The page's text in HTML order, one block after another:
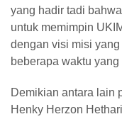
yang hadir tadi
untuk memimpin
dengan visi misi
beberapa waktu
Demikian antara lain
Henky Herzon